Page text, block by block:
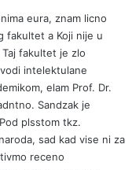
eura, znam licno
fakultet a Koji nije u
fakultet je zlo
intelektulane
elam Prof. Dr.
Sandzak je
plsstom tkz.
sad kad vise ni za
receno